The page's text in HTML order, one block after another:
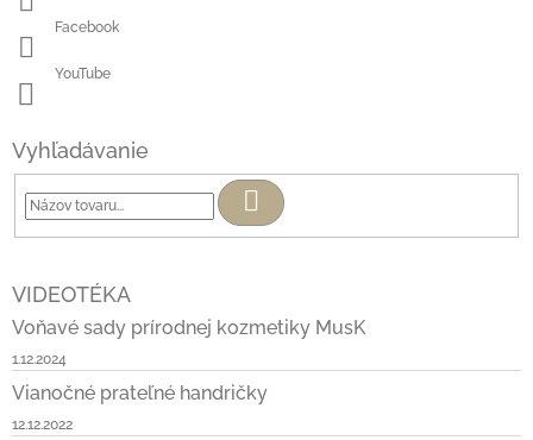
Facebook
YouTube
Vyhľadávanie
Hľadať
VIDEOTÉKA
Voňavé sady prírodnej kozmetiky MusK
1.12.2024
Vianočné prateľné handričky
12.12.2022